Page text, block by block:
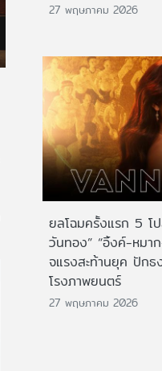
27 พฤษภาคม 2026
ยลโฉมครั้งแรก 5 โ
วันทอง” “อิ้งค์-หมา
จแรงสะท้านยุค ปักธ
โรงภาพยนตร์
27 พฤษภาคม 2026